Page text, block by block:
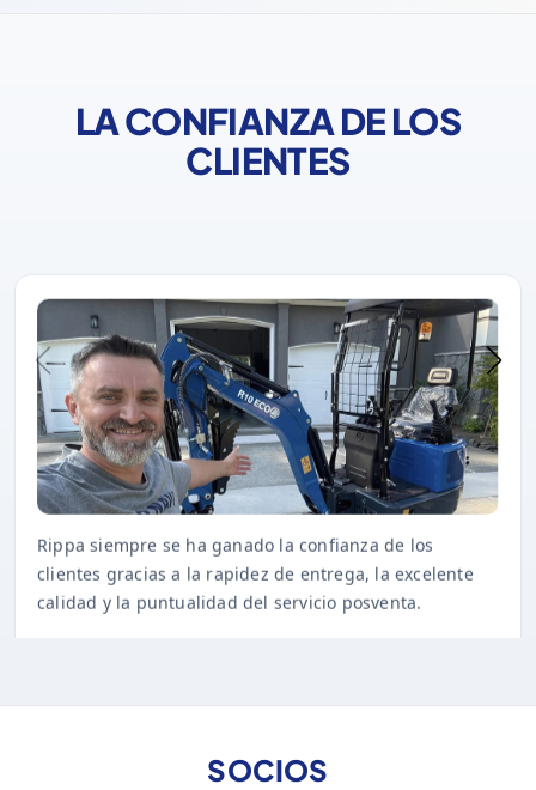
LA CONFIANZA DE LOS
CLIENTES
Rippa siempre se ha ganado la confianza de los
clientes gracias a la rapidez de entrega, la excelente
calidad y la puntualidad del servicio posventa.
SOCIOS